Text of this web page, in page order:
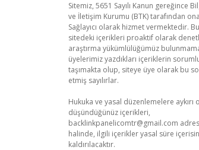
Sitemiz, 5651 Sayılı Kanun gereğince
ve İletişim Kurumu (BTK) tarafından
Sağlayıcı olarak hizmet vermektedir.
sitedeki içerikleri proaktif olarak
araştırma yükümlülüğümüz
üyelerimiz yazdıkları içeriklerin
taşımakta olup, siteye üye olarak bu
etmiş sayılırlar.
Hukuka ve yasal düzenlemelere aykırı
düşündüğünüz içerikleri,
backlinkpanelicomtr@gmail.com
halinde, ilgili içerikler yasal süre
kaldırılacaktır.